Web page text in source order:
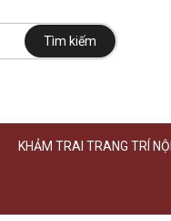
Tìm kiếm
KHẢM TRAI TRANG TRÍ